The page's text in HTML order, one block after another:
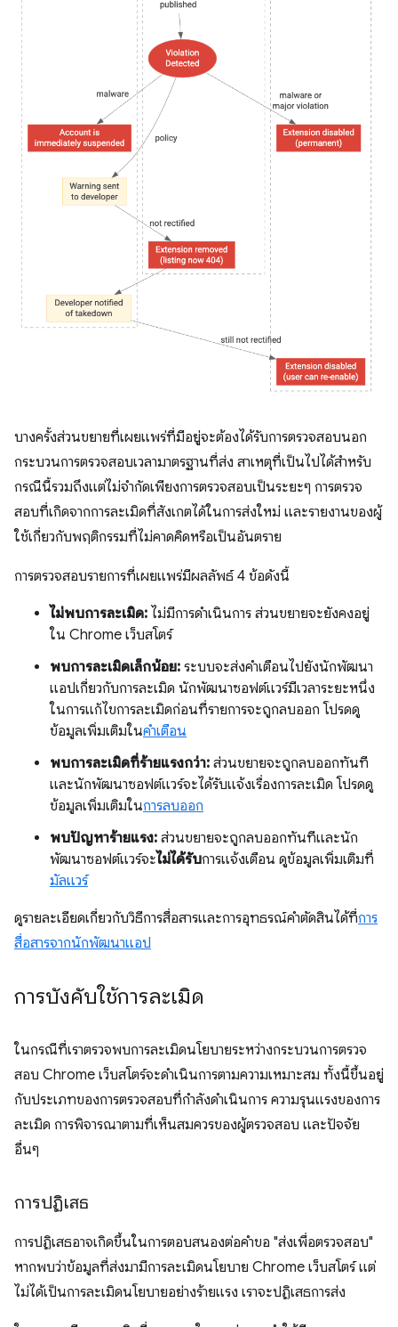
บางครั้งส่วนขยายที่เผยแพร่ที่มีอยู่จะต้องได้รับการตรวจสอบนอก
กระบวนการตรวจสอบเวลามาตรฐานที่ส่ง สาเหตุที่เป็นไปได้สำหรับ
กรณีนี้รวมถึงแต่ไม่จำกัดเพียงการตรวจสอบเป็นระยะๆ การตรวจ
สอบที่เกิดจากการละเมิดที่สังเกตได้ในการส่งใหม่ และรายงานของผู้
ใช้เกี่ยวกับพฤติกรรมที่ไม่คาดคิดหรือเป็นอันตราย
การตรวจสอบรายการที่เผยแพร่มีผลลัพธ์ 4 ข้อดังนี้
ไม่พบการละเมิด: ไม่มีการดำเนินการ ส่วนขยายจะยังคงอยู่
ใน Chrome เว็บสโตร์
พบการละเมิดเล็กน้อย: ระบบจะส่งคำเตือนไปยังนักพัฒนา
แอปเกี่ยวกับการละเมิด นักพัฒนาซอฟต์แวร์มีเวลาระยะหนึ่ง
ในการแก้ไขการละเมิดก่อนที่รายการจะถูกลบออก โปรดดู
ข้อมูลเพิ่มเติมในคำเตือน
พบการละเมิดที่ร้ายแรงกว่า: ส่วนขยายจะถูกลบออกทันที
และนักพัฒนาซอฟต์แวร์จะได้รับแจ้งเรื่องการละเมิด โปรดดู
ข้อมูลเพิ่มเติมในการลบออก
พบปัญหาร้ายแรง: ส่วนขยายจะถูกลบออกทันทีและนัก
พัฒนาซอฟต์แวร์จะไม่ได้รับการแจ้งเตือน ดูข้อมูลเพิ่มเติมที่
มัลแวร์
ดูรายละเอียดเกี่ยวกับวิธีการสื่อสารและการอุทธรณ์คำตัดสินได้ที่การ
สื่อสารจากนักพัฒนาแอป
การบังคับใช้การละเมิด
ในกรณีที่เราตรวจพบการละเมิดนโยบายระหว่างกระบวนการตรวจ
สอบ Chrome เว็บสโตร์จะดำเนินการตามความเหมาะสม ทั้งนี้ขึ้นอยู่
กับประเภทของการตรวจสอบที่กำลังดำเนินการ ความรุนแรงของการ
ละเมิด การพิจารณาตามที่เห็นสมควรของผู้ตรวจสอบ และปัจจัย
อื่นๆ
การปฏิเสธ
การปฏิเสธอาจเกิดขึ้นในการตอบสนองต่อคำขอ "ส่งเพื่อตรวจสอบ"
หากพบว่าข้อมูลที่ส่งมามีการละเมิดนโยบาย Chrome เว็บสโตร์ แต่
ไม่ได้เป็นการละเมิดนโยบายอย่างร้ายแรง เราจะปฏิเสธการส่ง